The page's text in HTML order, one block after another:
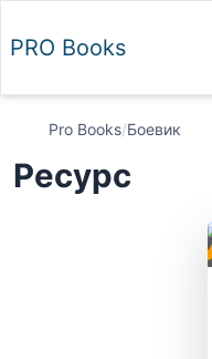
PRO Books
Pro Books/Боевик
Ресурс